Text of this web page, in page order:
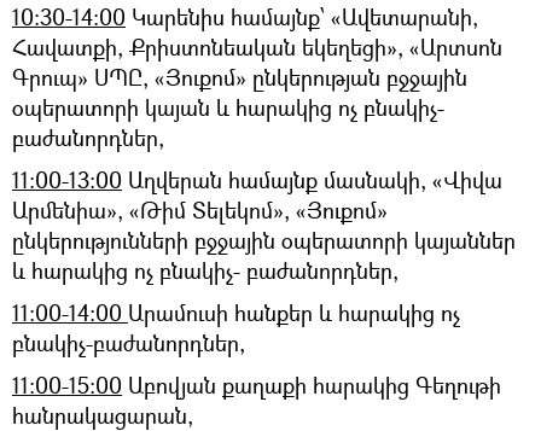
10:30-14:00 Կարենիս համայնք՝ «Ավետարանի,
Հավատքի, Քրիստոնեական եկեղեցի», «Արտսոն
Գրուպ» ՍՊԸ, «Յուքոմ» ընկերության բջջային
օպերատորի կայան և հարակից ոչ բնակիչ-
բաժանորդներ,
11:00-13:00 Աղվերան համայնք մասնակի, «Վիվա
Արմենիա», «Թիմ Տելեկոմ», «Յուքոմ»
ընկերությունների բջջային օպերատորի կայաններ
և հարակից ոչ բնակիչ- բաժանորդներ,
11:00-14:00 Արամուսի հանքեր և հարակից ոչ
բնակիչ-բաժանորդներ,
11:00-15:00 Աբովյան քաղաքի հարակից Գեղութի
հանրակացարան,